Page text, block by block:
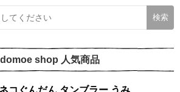
shop 人気商品